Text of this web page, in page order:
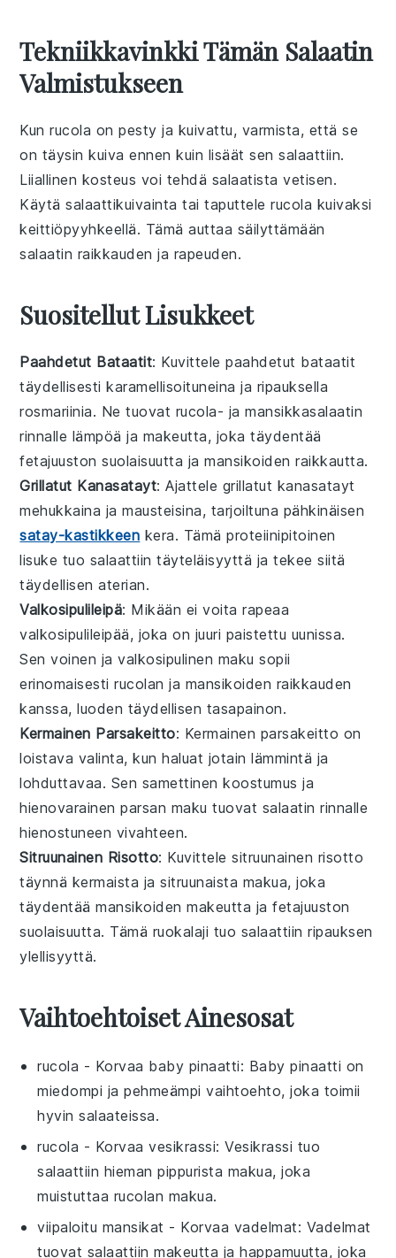
Tekniikkavinkki Tämän Salaatin
Valmistukseen
Kunrucola on pesty ja kuivattu, varmista, että se
on täysin kuiva ennen kuin lisäät sen salaattiin.
Liiallinen kosteus voi tehdä salaatista vetisen.
Käytäsalaattikuivainta tai taputtele rucola kuivaksi
keittiöpyyhkeellä. Tämä auttaa säilyttämään
salaatin raikkauden ja rapeuden.
Suositellut Lisukkeet
Paahdetut Bataatit: Kuvittelepaahdetut bataatit
täydellisesti karamellisoituneina ja ripauksella
rosmariinia. Ne tuovat rucola- ja mansikkasalaatin
rinnalle lämpöä ja makeutta, joka täydentää
fetajuuston suolaisuutta jamansikoiden raikkautta.
Grillatut Kanasatayt: Ajattele grillatut kanasatayt
mehukkaina ja mausteisina, tarjoiltuna pähkinäisen
satay-kastikkeen kera. Tämäproteiinipitoinen
lisuke tuo salaattiin täyteläisyyttä ja tekee siitä
täydellisenaterian.
Valkosipulileipä: Mikään ei voita rapeaa
valkosipulileipää, joka on juuri paistettu uunissa.
Senvoinen javalkosipulinen maku sopii
erinomaisestirucolan ja mansikoiden raikkauden
kanssa, luoden täydellisen tasapainon.
Kermainen Parsakeitto: Kermainen parsakeitto on
loistava valinta, kun haluat jotain lämmintä ja
lohduttavaa. Sen samettinen koostumus ja
hienovarainenparsan maku tuovat salaatin rinnalle
hienostuneen vivahteen.
Sitruunainen Risotto: Kuvittelesitruunainen risotto
täynnä kermaista jasitruunaista makua, joka
täydentäämansikoiden makeutta jafetajuuston
suolaisuutta. Tämä ruokalaji tuo salaattiin ripauksen
ylellisyyttä.
Vaihtoehtoiset Ainesosat
rucola - Korvaa baby pinaatti: Baby pinaatti on
miedompi ja pehmeämpi vaihtoehto, joka toimii
hyvin salaateissa.
rucola - Korvaavesikrassi: Vesikrassi tuo
salaattiin hieman pippurista makua, joka
muistuttaa rucolan makua.
viipaloitu mansikat - Korvaa vadelmat: Vadelmat
tuovat salaattiin makeutta ja happamuutta, joka